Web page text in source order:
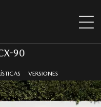
90
VERSIONES